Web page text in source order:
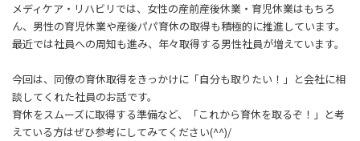
メディケア・リハビリでは、女性の産前産後休業・育児休業はもちろ
ん、男性の育児休業や産後パパ育休の取得も積極的に推進しています。
最近では社員への周知も進み、年々取得する男性社員が増えています。
今回は、同僚の育休取得をきっかけに「自分も取りたい！」と会社に相
談してくれた社員のお話です。
育休をスムーズに取得する準備など、「これから育休を取るぞ！」と考
えている方はぜひ参考にしてみてください(^^)/